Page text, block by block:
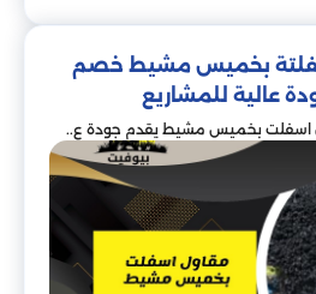
بخميس مشيط خصم
اسفلت بخميس مشيط يقدم جودة ع..